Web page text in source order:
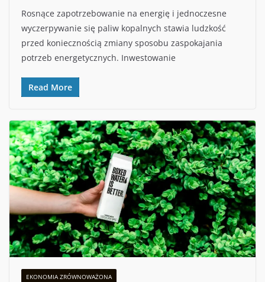
Rosnące zapotrzebowanie na energię i jednoczesne
wyczerpywanie się paliw kopalnych stawia ludzkość
przed koniecznością zmiany sposobu zaspokajania
potrzeb energetycznych. Inwestowanie
Read More
EKONOMIA ZRÓWNOWAŻONA